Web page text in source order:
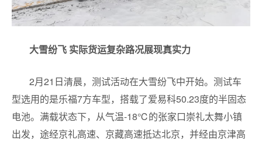
大雪纷飞 实际货运复杂路况展现真实力
2月21日清晨，测试活动在大雪纷飞中开始。测试车
型选用的是乐福7方车型，搭载了爱易科50.23度的半固态
电池。满载状态下，从气温-18℃的张家口崇礼太舞小镇
出发，途经京礼高速、京藏高速抵达北京，并经由京津高